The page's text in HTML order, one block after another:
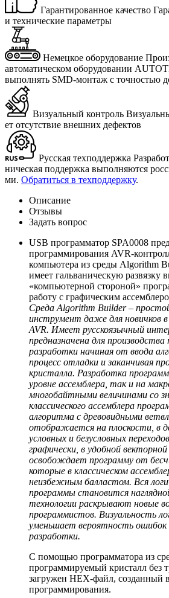
Гарантированное качество
и тех­ни­че­ские па­ра­мет­ры
Немецкое оборудование
ав­то­ма­ти­че­ском обо­ру­до­ва­нии
вы­пол­нять SMD-мон­таж с точ­но­стью
Визуальный контроль
ет от­сут­ствие внеш­них де­фек­тов
Русская техподдержка
ни­че­ская под­держ­ка вы­пол­ня­ют­ся
ми. Об­ра­тить­ся в тех­под­держ­ку.
Описание
Отзывы
Задать вопрос
USB программатор SPA0008
программирования AVR-
компьютера из среды Algorithm
имеет гальваническую развязку
«компьютерной стороной»
работу с графическим
Среда Algorithm Builder –
инструмент даже для новичков
AVR. Имеет русскоязычный
предназначена для производства
разработки начиная от ввода
процесс отладки и заканчивая
кристалла. Разработка
уровне ассемблера, так и на
многобайтными величинами со
классического ассемблера
алгоритма с древовидными
отображается на плоскости, в
условных и безусловных
графически, в удобной
освобождает программу от
которые в классическом
неизбежным балластом. Вся
программы становится
технологии раскрывают новые
программистов. Визуальность
уменьшает вероятность ошибок
разработки.
С помощью программатора из
программируемый кристалл без
загружен HEX-файл, созданный
программирования.